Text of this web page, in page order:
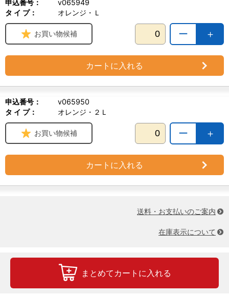
申込番号：
v065949
タ イ プ：
オレンジ・Ｌ
＋
ー
お買い物候補
カートに入れる
申込番号：
v065950
タ イ プ：
オレンジ・２Ｌ
＋
ー
お買い物候補
カートに入れる
送料・お支払いのご案内
在庫表示について
まとめてカートに入れる